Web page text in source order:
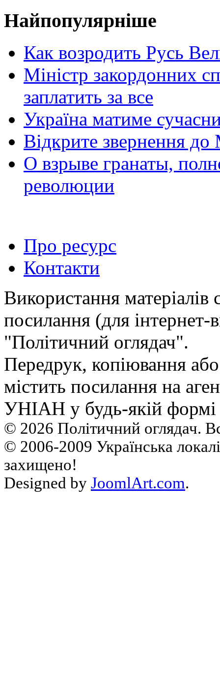
Найпопулярніше
Как возродить Русь
Міністр закордонних
заплатить за все
Україна матиме
Відкрите звернення
О взрыве гранаты,
революции
Про ресурс
Контакти
Використання
посилання (для інтернет-
"Політичний оглядач".
Передрук, копiювання
мiстить посилання на
УНIАН у будь-якiй формi
© 2026 Політичний оглядач.
© 2006-2009 Українська
захищено!
Designed by JoomlArt.com.